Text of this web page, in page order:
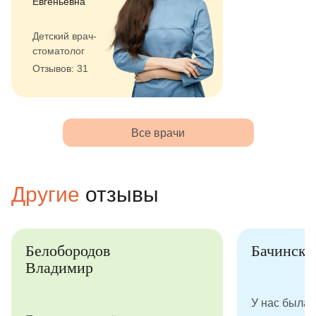
Детский врач-
стоматолог
Отзывов: 31
Все врачи
Другие отзывы
Белобородов
Владимир
У нас была